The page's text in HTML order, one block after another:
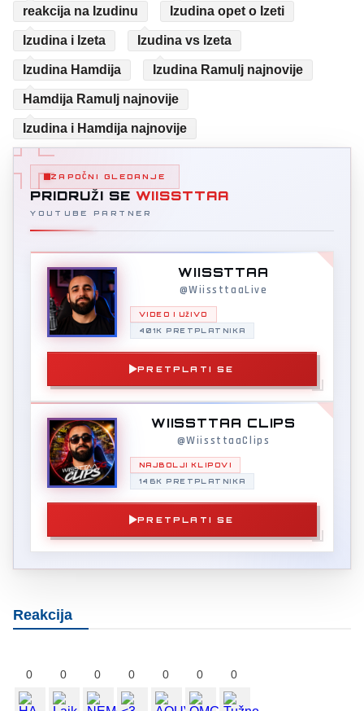
reakcija na Izudinu Izudina opet o Izeti
Izudina i Izeta Izudina vs Izeta
Izudina Hamdija Izudina Ramulj najnovije
Hamdija Ramulj najnovije
Izudina i Hamdija najnovije
ZAPOČNI GLEDANJE
PRIDRUŽI SE WIISSTTAA
YOUTUBE PARTNER
WIISSTTAA
@WiissttaaLive
VIDEO I UŽIVO
401K PRETPLATNIKA
PRETPLATI SE
WIISSTTAA CLIPS
@WiissttaaClips
NAJBOLJI KLIPOVI
146K PRETPLATNIKA
PRETPLATI SE
Reakcija
0 0 0 0 0 0 0